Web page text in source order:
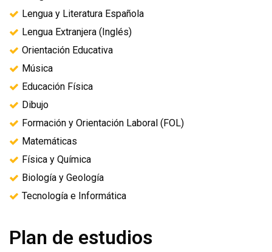
Lengua y Literatura Española
Lengua Extranjera (Inglés)
Orientación Educativa
Música
Educación Física
Dibujo
Formación y Orientación Laboral (FOL)
Matemáticas
Física y Química
Biología y Geología
Tecnología e Informática
Plan de estudios